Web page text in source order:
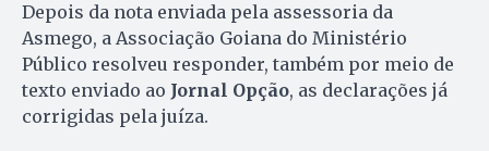
Depois da nota enviada pela assessoria da
Asmego, a Associação Goiana do Ministério
Público resolveu responder, também por meio de
texto enviado ao Jornal Opção, as declarações já
corrigidas pela juíza.